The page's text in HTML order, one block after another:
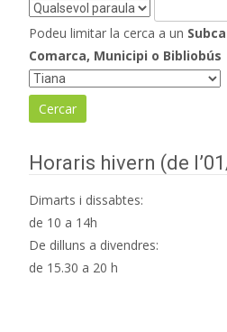
Podeu limitar la cerca a un
Comarca, Municipi o Bibliobús
Horaris hivern (de
Dimarts i dissabtes:
de 10 a 14h
De dilluns a divendres:
de 15.30 a 20 h